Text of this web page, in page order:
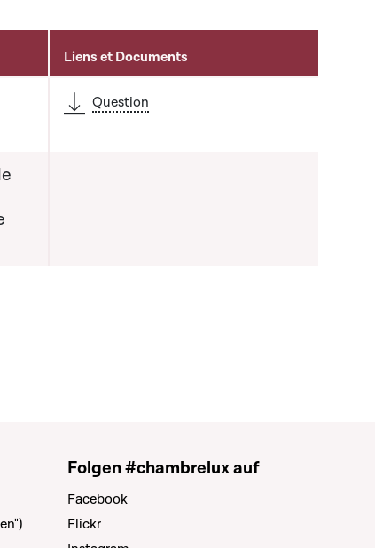
Liens et Documents
Question
Folgen #chambrelux auf
Facebook
Flickr